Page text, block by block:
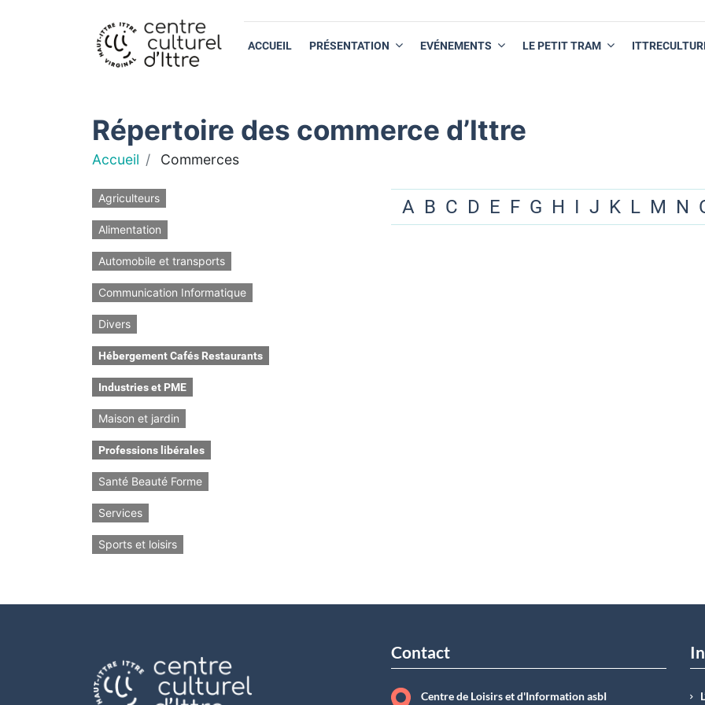
ACCUEIL PRÉSENTATION EVÉNEMENTS LE PETIT TRAM
Répertoire des commerce d’Ittre
Accueil Commerces
Agriculteurs
Alimentation
Automobile et transports
Communication Informatique
Divers
Hébergement Cafés Restaurants
Industries et PME
Maison et jardin
Professions libérales
Santé Beauté Forme
Services
Sports et loisirs
A B C D E F G H I J K L M N
Contact
Centre de Loisirs et d'Information asbI